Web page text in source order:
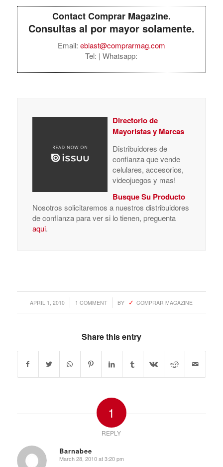
Contact Comprar Magazine.
Consultas al por mayor solamente.
Email: eblast@comprarmag.com
Tel: | Whatsapp:
Directorio de
Mayoristas y Marcas
Distribuidores de
confianza que vende
celulares, accesorios,
videojuegos y mas!
Busque Su Producto
Nosotros solicitaremos a nuestros distribuidores
de confianza para ver si lo tienen, preguenta
aqui.
APRIL 1, 2010
/ 1 COMMENT
/ BY COMPRAR MAGAZINE
Share this entry
1
REPLY
Barnabee
says:
March 28, 2010 at 3:20 pm